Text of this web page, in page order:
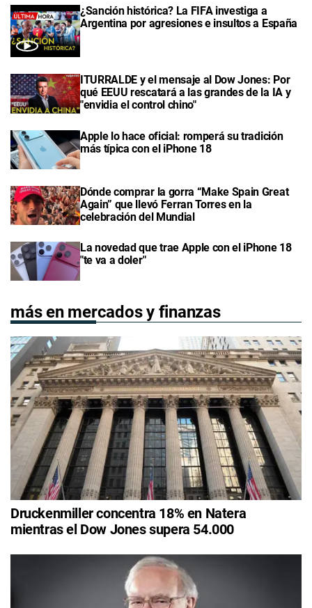
¿Sanción histórica? La FIFA investiga a
Argentina por agresiones e insultos a España
ITURRALDE y el mensaje al Dow Jones: Por
qué EEUU rescatará a las grandes de la IA y
"envidia el control chino"
Apple lo hace oficial: romperá su tradición
más típica con el iPhone 18
Dónde comprar la gorra “Make Spain Great
Again” que llevó Ferran Torres en la
celebración del Mundial
La novedad que trae Apple con el iPhone 18
"te va a doler"
más en mercados y finanzas
Druckenmiller concentra 18% en Natera
mientras el Dow Jones supera 54.000